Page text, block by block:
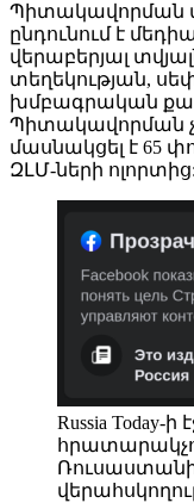
Պիտակավորման
ընդունում է
վերաբերյալ
տեղեկության,
խմբագրական
Պիտակավորման
մասնակցել է 65
ԶԼՄ-ների ոլորտից:
Russia Today-